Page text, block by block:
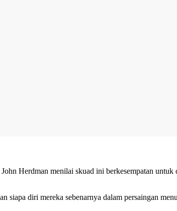
Herdman menilai skuad ini berkesempatan untuk
diri mereka sebenarnya dalam persaingan